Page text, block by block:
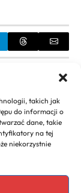
takich jak
do informacji o
dane, takie
na tej
niekorzystnie
smak
NEXT
w mini